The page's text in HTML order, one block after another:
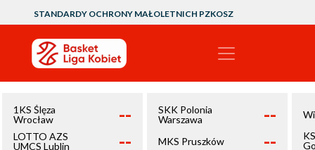
STANDARDY OCHRONY MAŁOLETNICH PZKOSZ
1KS Ślęza
Wrocław
--
LOTTO AZS
UMCS Lublin
--
SKK Polonia
Warszawa
--
MKS Pruszków --